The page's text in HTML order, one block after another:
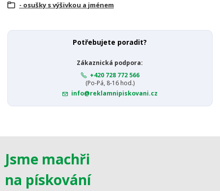
- osušky s výšivkou a jménem
Potřebujete poradit?
Zákaznická podpora:
+420 728 772 566
(Po-Pá, 8-16 hod.)
info@reklamnipiskovani.cz
Jsme machři
na pískování